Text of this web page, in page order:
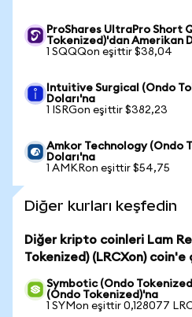
ProShares UltraPro Short
Tokenized)'dan Amerikan
1 SQQQon eşittir $38,04
Intuitive Surgical (Ondo
Doları'na
1 ISRGon eşittir $382,23
Amkor Technology (Ondo
Doları'na
1 AMKRon eşittir $54,75
Diğer kurları keşfedin
Diğer kripto coinleri Lam
Tokenized) (LRCXon) coin'e
Symbotic (Ondo
(Ondo Tokenized)'na
1 SYMon eşittir 0,128077